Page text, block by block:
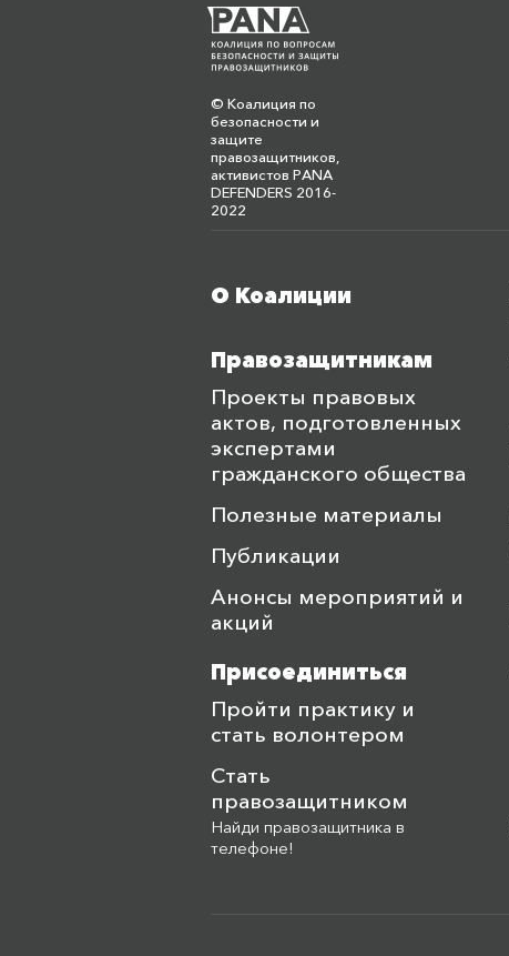
© Коалиция по
безопасности и
защите
правозащитников,
активистов PANA
DEFENDERS 2016-
2022
Меню футера
О Коалиции
Правозащитникам
Проекты правовых
актов, подготовленных
экспертами
гражданского общества
Полезные материалы
Публикации
Анонсы мероприятий и
акций
Присоединиться
Пройти практику и
стать волонтером
Стать
правозащитником
Найди правозащитника в
телефоне!